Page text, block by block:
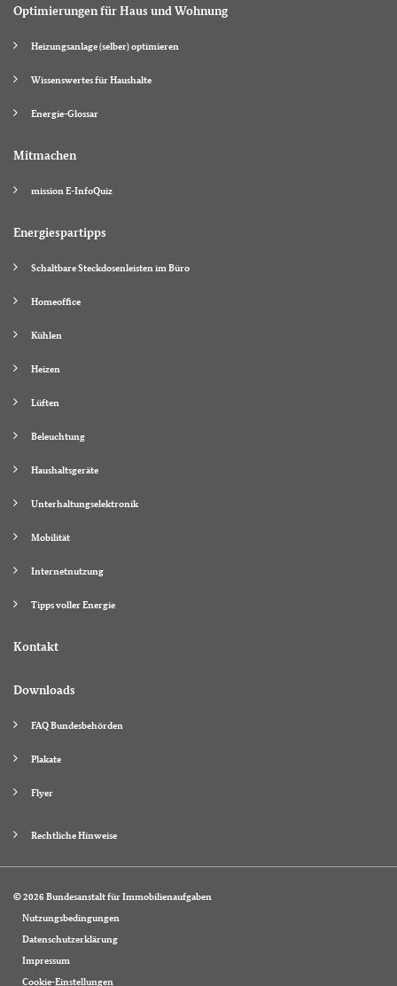
Optimierungen für Haus und Wohnung
Heizungsanlage (selber) optimieren
Wissenswertes für Haushalte
Energie-Glossar
Mitmachen
mission E-InfoQuiz
Energiespartipps
Schaltbare Steckdosenleisten im Büro
Homeoffice
Kühlen
Heizen
Lüften
Beleuchtung
Haushaltsgeräte
Unterhaltungselektronik
Mobilität
Internetnutzung
Tipps voller Energie
Kontakt
Downloads
FAQ Bundesbehörden
Plakate
Flyer
Rechtliche Hinweise
© 2026 Bundesanstalt für Immobilienaufgaben
Nutzungsbedingungen
Datenschutzerklärung
Impressum
Cookie-Einstellungen